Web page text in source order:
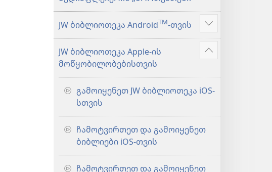
JW ბიბლიოთეკა AndroidTM-თვის
აჩვენეთ
მეტი
JW ბიბლიოთეკა Apple-ის
მოწყობილობებისთვის
აჩვენეთ
გამოიყენეთ JW ბიბლიოთეკა iOS-
სთვის
ჩამოტვირთეთ და გამოიყენეთ
ბიბლიები iOS-თვის
ჩამოტვირთეთ და გამოიყენეთ